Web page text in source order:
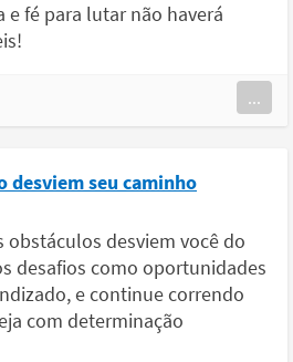
e fé para lutar não haverá
...
desviem seu caminho
desviem você do
desafios como oportunidades
e continue correndo
com determinação